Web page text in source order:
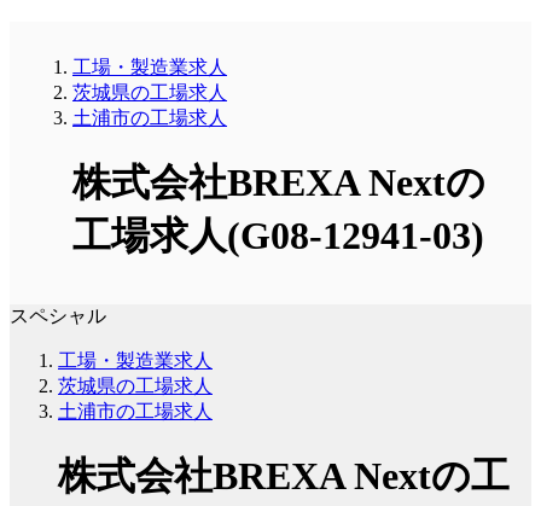
工場・製造業求人
茨城県の工場求人
土浦市の工場求人
株式会社BREXA Nextの
工場求人(G08-12941-03)
スペシャル
工場・製造業求人
茨城県の工場求人
土浦市の工場求人
株式会社BREXA Nextの工